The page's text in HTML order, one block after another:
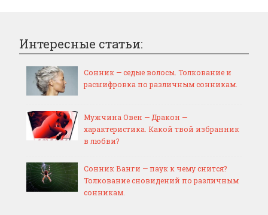
Интересные статьи:
Сонник — седые волосы. Толкование и
расшифровка по различным сонникам.
Мужчина Овен — Дракон —
характеристика. Какой твой избранник
в любви?
Сонник Ванги — паук к чему снится?
Толкование сновидений по различным
сонникам.